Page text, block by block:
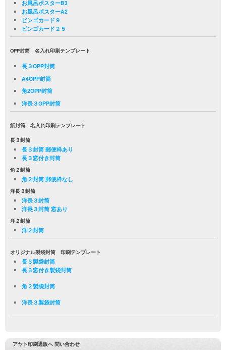
お風呂ポスターB3
お風呂ポスターA2
ビンゴカード９
ビンゴカード２５
OPP封筒 名入れ印刷テンプレート
長３OPP封筒
A4OPP封筒
角2OPP封筒
洋長３OPP封筒
紙封筒 名入れ印刷テンプレート
長３封筒
長３封筒 郵便枠あり
長３窓付き封筒
角２封筒
角２封筒 郵便枠なし
洋長３封筒
洋長３封筒
洋長３封筒 窓あり
洋２封筒
洋２封筒
オリジナル製袋封筒 印刷テンプレート
長３製袋封筒
長３窓付き製袋封筒
角２製袋封筒
洋長３製袋封筒
アヤト印刷通販へ 問い合わせ